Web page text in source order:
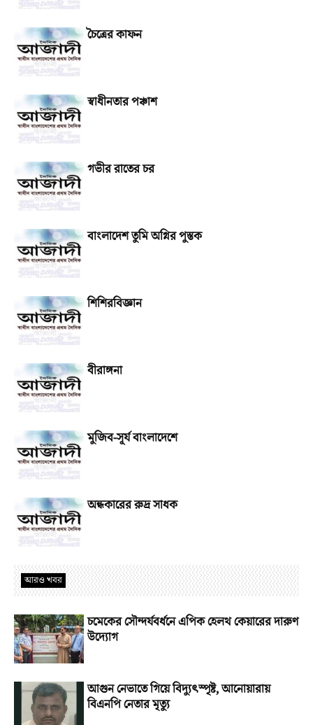
চৈত্রের কাফন
স্বাধীনতার পঞ্চাশ
গভীর রাতের চর
বাংলাদেশ তুমি অগ্নির পুস্তক
শিশিরবিজ্ঞান
বীরাঙ্গনা
মুজিব-সূর্য বাংলাদেশে
অন্ধকারের রুদ্র সাধক
আরও খবর
চমেকের সৌন্দর্যবর্ধনে এপিক হেলথ কেয়ারের দারুণ
উদ্যোগ
আগুন নেভাতে গিয়ে বিদ্যুৎস্পৃষ্ট, আনোয়ারায়
বিএনপি নেতার মৃত্যু